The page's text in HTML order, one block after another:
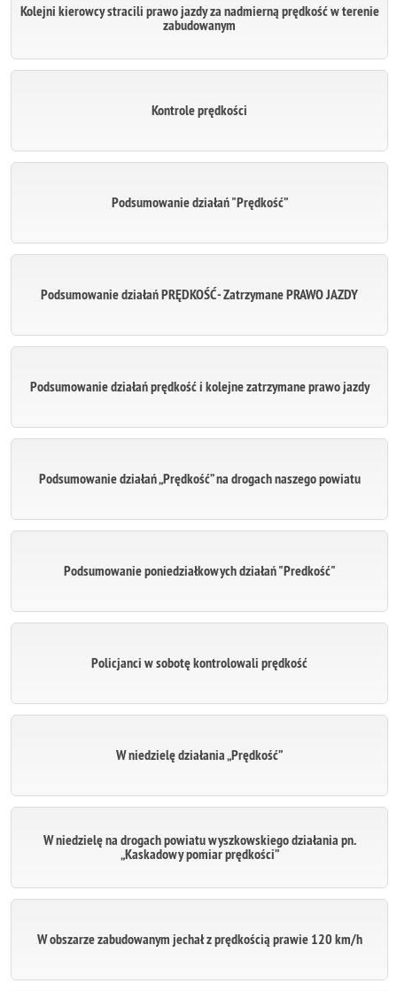
Kolejni kierowcy stracili prawo jazdy za nadmierną prędkość w terenie
zabudowanym
Kontrole prędkości
Podsumowanie działań "Prędkość”
Podsumowanie działań PRĘDKOŚĆ - Zatrzymane PRAWO JAZDY
Podsumowanie działań prędkość i kolejne zatrzymane prawo jazdy
Podsumowanie działań „Prędkość” na drogach naszego powiatu
Podsumowanie poniedziałkowych działań "Predkość"
Policjanci w sobotę kontrolowali prędkość
W niedzielę działania „Prędkość”
W niedzielę na drogach powiatu wyszkowskiego działania pn.
„Kaskadowy pomiar prędkości”
W obszarze zabudowanym jechał z prędkością prawie 120 km/h